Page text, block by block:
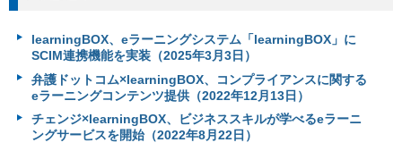
learningBOX、eラーニングシステム「learningBOX」に
SCIM連携機能を実装（2025年3月3日）
弁護ドットコム×learningBOX、コンプライアンスに関する
eラーニングコンテンツ提供（2022年12月13日）
チェンジ×learningBOX、ビジネススキルが学べるeラーニ
ングサービスを開始（2022年8月22日）